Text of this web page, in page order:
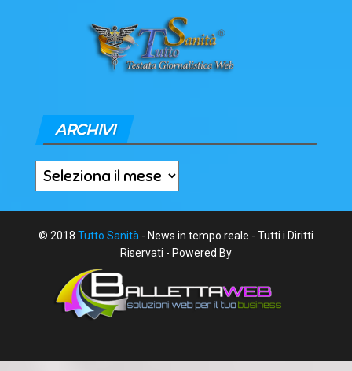
ARCHIVI
Archivi
© 2018 Tutto Sanità - News in tempo reale - Tutti i Diritti
Riservati - Powered By